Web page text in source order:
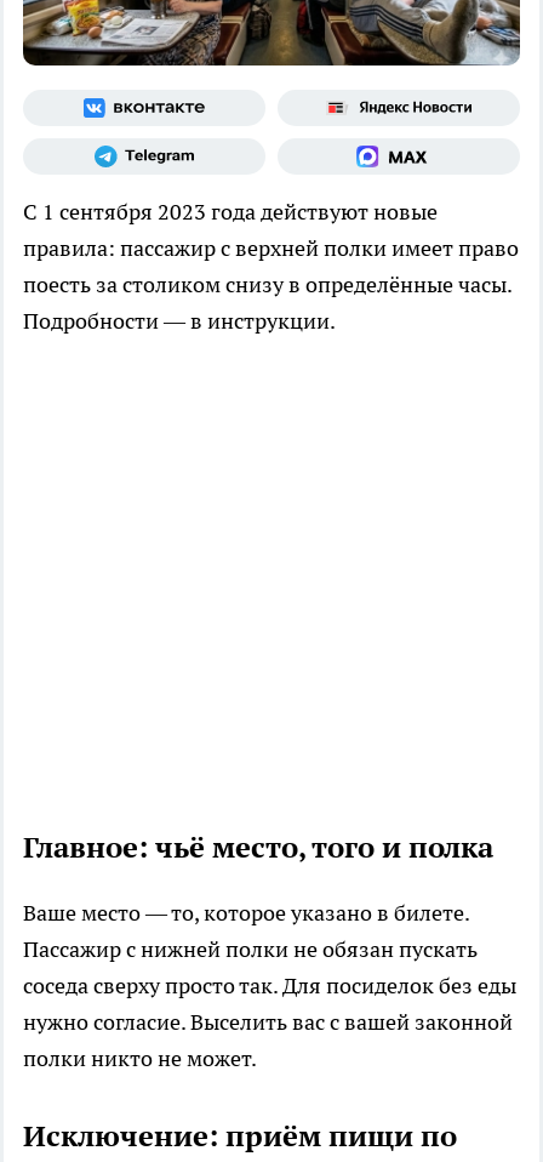
С 1 сентября 2023 года действуют новые
правила: пассажир с верхней полки имеет право
поесть за столиком снизу в определённые часы.
Подробности — в инструкции.
Главное: чьё место, того и полка
Ваше место — то, которое указано в билете.
Пассажир с нижней полки не обязан пускать
соседа сверху просто так. Для посиделок без еды
нужно согласие. Выселить вас с вашей законной
полки никто не может.
Исключение: приём пищи по